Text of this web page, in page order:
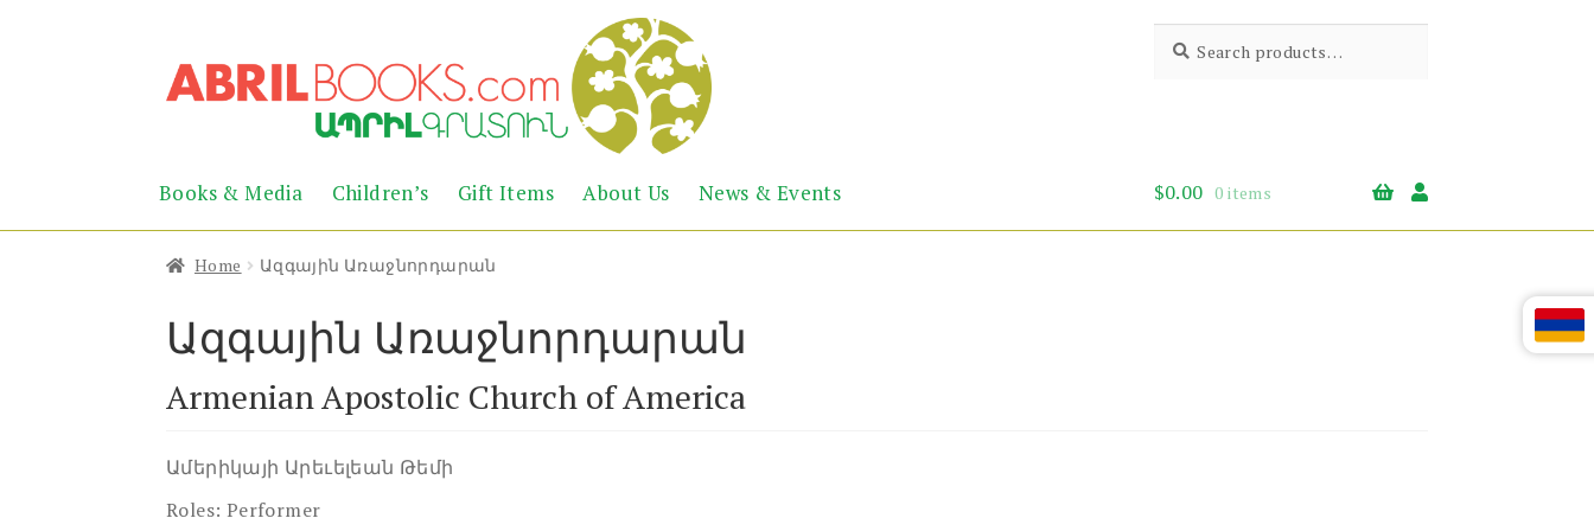
to
navigation
to
content
Abril
Books
the
Armenian
for:
Books & Media Children’s Gift Items About Us News & Events $0.00 0 items
Home Ազգային Առաջնորդարան
Ազգային Առաջնորդարան
Armenian Apostolic Church of America
Ամերիկայի Արեւելեան Թեմի
Roles: Performer